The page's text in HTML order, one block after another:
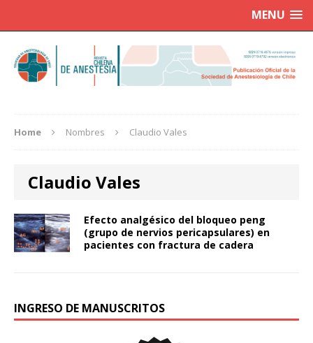
MENU
Home Nombres Claudio Vales
Claudio Vales
Efecto analgésico del bloqueo peng
(grupo de nervios pericapsulares) en
pacientes con fractura de cadera
INGRESO DE MANUSCRITOS